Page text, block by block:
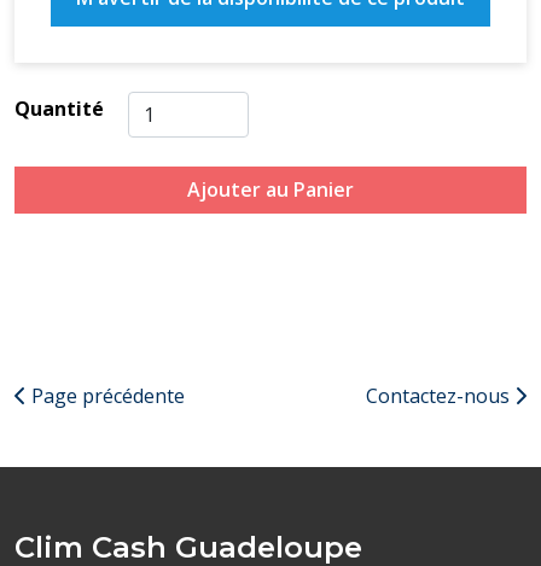
Quantité
Ajouter au Panier
Page précédente Contactez-nous
Clim Cash Guadeloupe